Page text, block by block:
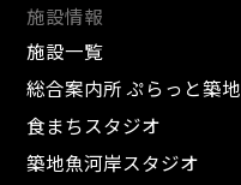
施設情報
施設一覧
総合案内所 ぷらっと築地
食まちスタジオ
築地魚河岸スタジオ